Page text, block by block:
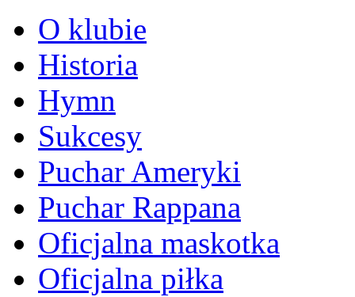
O klubie
Historia
Hymn
Sukcesy
Puchar Ameryki
Puchar Rappana
Oficjalna maskotka
Oficjalna piłka